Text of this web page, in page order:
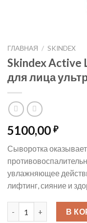
ГЛАВНАЯ / SKINDEX
Skindex Active
для лица
5100,00 ₽
Сыворотка
увлажняющее
лифтинг, сияние и
Количество товара
В